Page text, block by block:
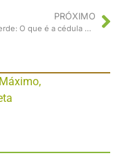
PRÓXIMO
CPR Verde: O que é a cédula de produto rural verde? Entenda!